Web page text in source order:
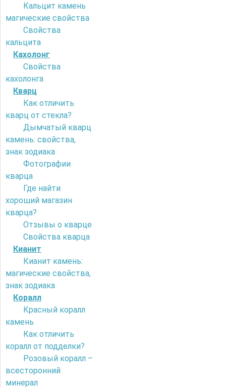
Кальцит камень
магические свойства
Свойства
кальцита
Кахолонг
Свойства
кахолонга
Кварц
Как отличить
кварц от стекла?
Дымчатый кварц
камень: свойства,
знак зодиака
Фотографии
кварца
Где найти
хороший магазин
кварца?
Отзывы о кварце
Свойства кварца
Кианит
Кианит камень:
магические свойства,
знак зодиака
Коралл
Красный коралл
камень
Как отличить
коралл от подделки?
Розовый коралл –
всесторонний
минерал